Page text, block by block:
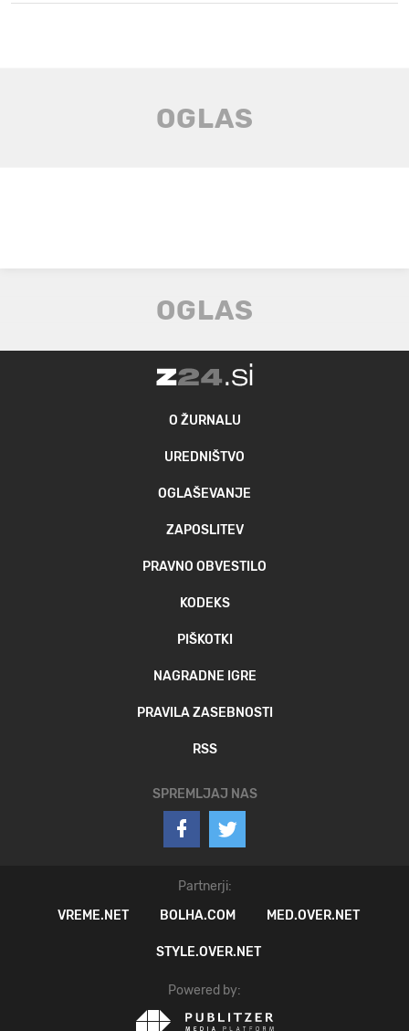
O ŽURNALU
UREDNIŠTVO
OGLAŠEVANJE
ZAPOSLITEV
PRAVNO OBVESTILO
KODEKS
PIŠKOTKI
NAGRADNE IGRE
PRAVILA ZASEBNOSTI
RSS
SPREMLJAJ NAS
Partnerji:
VREME.NET
BOLHA.COM MED.OVER.NET
STYLE.OVER.NET
Powered by: